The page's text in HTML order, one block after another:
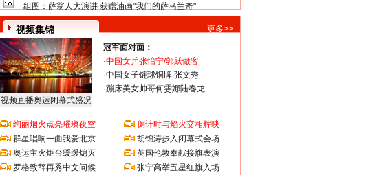
组图：萨翁人大演讲 获赠油画"我们的萨马兰奇"
视频集锦 更多>>
视频直播奥运闭幕式盛况
冠军面对面：
·中国女乒张怡宁/郭跃做客
·中国女子链球铜牌 张文秀
·蹦床美女帅哥何雯娜陆春龙
绚丽烟火点亮璀璨夜空
群星唱响一曲我爱北京
奥运主火炬台缓缓熄灭
罗格致辞再秀中文问候
倒计时与焰火交相辉映
胡锦涛步入闭幕式会场
英国伦敦奉献接旗表演
张宁高举五星红旗入场